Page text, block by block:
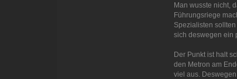
Man wusste nicht,
Führungsriege
Spezialisten
sich deswegen ein
Der Punkt ist halt
den Metron am
viel aus.